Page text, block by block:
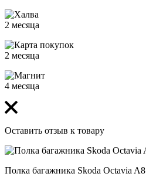
2 месяца
2 месяца
4 месяца
Оставить отзыв к товару
Полка багажника Skoda Octavia A8